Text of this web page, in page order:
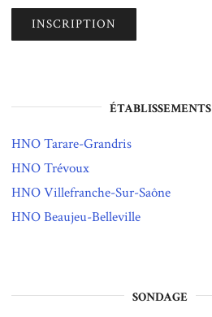
ÉTABLISSEMENTS
HNO Tarare-Grandris
HNO Trévoux
HNO Villefranche-Sur-Saône
HNO Beaujeu-Belleville
SONDAGE